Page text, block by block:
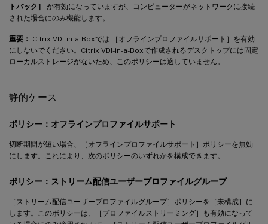
トバック］
が有効になっていますが、コンピューターがネットワークに接続
された場合にのみ機能します。
重要：
Citrix VDI-in-a-Boxでは ［オフラインプロファイルサポート］を有効
にしないでください。Citrix VDI-in-a-Boxで作成されるデスクトップには固定
ローカルストレージがないため、このポリシーは適していません。
静的ケース
ポリシー：オフラインプロファイルサポート
切断期間が短い場合、［オフラインプロファイルサポート］ポリシーを無効
にします。これにより、次のポリシーのいずれかを構成できます。
ポリシー：ストリーム配信ユーザープロファイルグループ
［ストリーム配信ユーザープロファイルグループ］ポリシーを［未構成］に
します。このポリシーは、［プロファイルストリーミング］も有効になって